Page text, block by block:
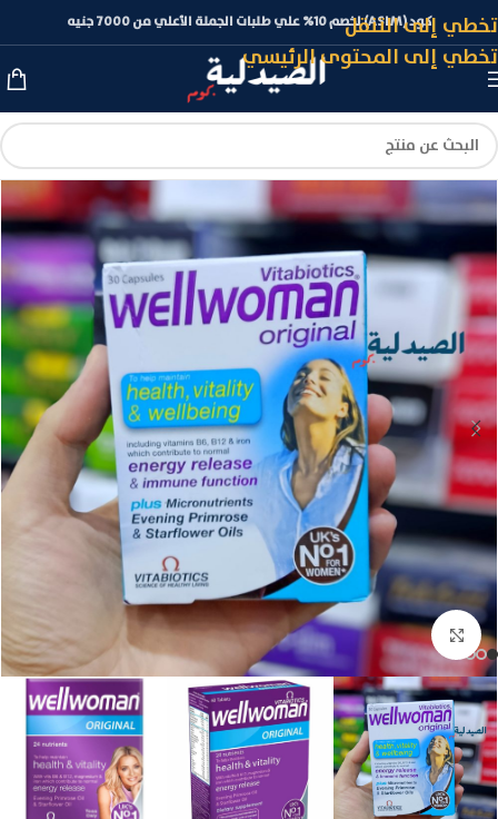
تخطي إلى التنقل
تخطي إلى المحتوى الرئيسي
كود (ASLM) لخصم 10% علي طلبات الجملة الأعلي من 7000 جنيه
انقر للتكبير